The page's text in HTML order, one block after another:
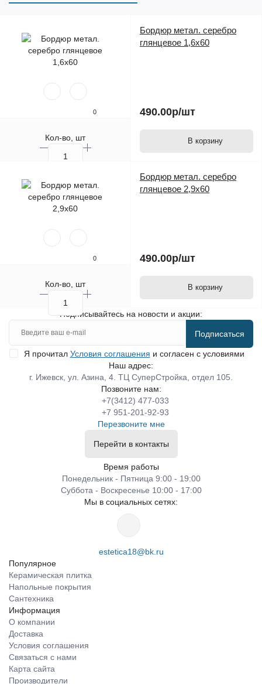
0
Кол-во, шт
Бордюр метал. серебро
глянцевое 1,6х60
490.00р/шт
В корзину
0
Кол-во, шт
Бордюр метал. серебро
глянцевое 2,9х60
490.00р/шт
В корзину
Подписывайтесь на новости и акции:
Подписаться
Я прочитал Условия соглашения и согласен с условиями
Наш адрес:
г. Ижевск, ул. Азина, 4. ТЦ СуперСтройка, отдел 105.
Позвоните нам:
+7(3412) 477-033
+7 951-201-92-93
Перезвоните мне
Перейти в контакты
Время работы
Понедельник - Пятница 9:00 - 19:00
Суббота - Воскресенье 10:00 - 17:00
Мы в социальных сетях:
estetica18@bk.ru
Популярное
Керамическая плитка
Напольные покрытия
Сантехника
Информация
О компании
Доставка
Условия соглашения
Связаться с нами
Карта сайта
Производители